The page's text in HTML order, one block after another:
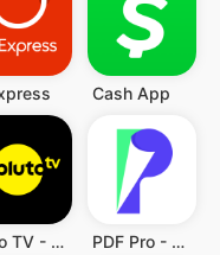
Cash App
Pluto TV - TV, Filme & Serien PDF Pro - Reader & Maker